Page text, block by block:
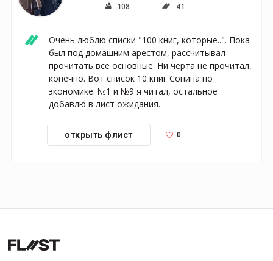
108 41
Очень люблю списки "100 книг, которые..". Пока
был под домашним арестом, рассчитывал
прочитать все основные. Ни черта не прочитал,
конечно. Вот список 10 книг Сонина по
экономике. №1 и №9 я читал, остальное
добавлю в лист ожидания.
открыть флист 0